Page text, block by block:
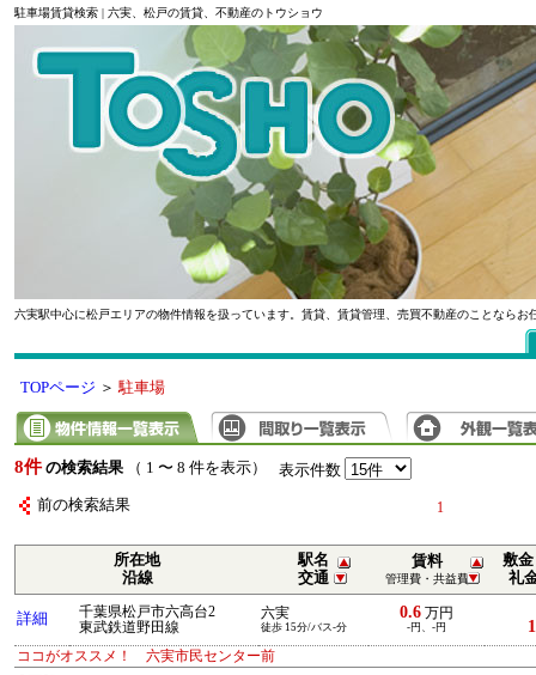
駐車場賃貸検索 | 六実、松戸の賃貸、不動産のトウショウ
六実駅中心に松戸エリアの物件情報を扱っています。賃貸、賃貸管理、売買不動産のことならお
TOPページ ＞駐車場
8件 の検索結果 （ 1 〜 8 件を表示） 表示件数
前の検索結果 1
所在地
沿線
駅名
交通
賃料
管理費・共益費
敷金
礼
詳細
千葉県松戸市六高台2
東武鉄道野田線
六実
徒歩 15分/バス-分
0.6 万円
-円、-円 1
ココがオススメ！ 六実市民センター前